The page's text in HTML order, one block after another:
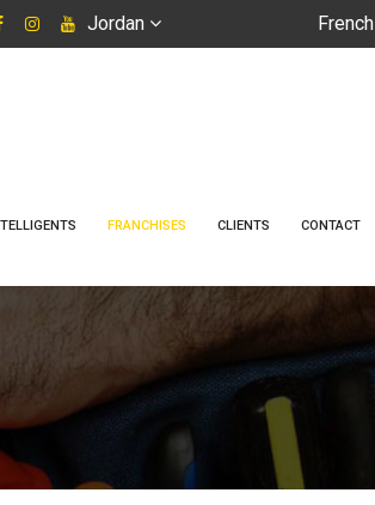
Jordan French
FRANCHISES CLIENTS CONTACT